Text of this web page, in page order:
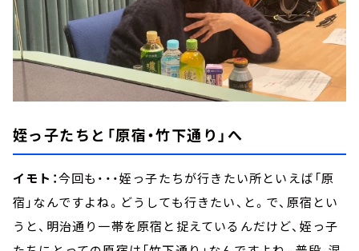
姪っ子たちと「原宿・竹下通り」へ
イモト：今回も・・・姪っ子たちが行きたい所といえば「原
宿」なんですよね。どうしても行きたい、と。で、原宿とい
うと、明治通り一帯を原宿と捉えているんだけど、姪っ子